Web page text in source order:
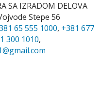
SA IZRADOM DELOVA
Stepe 56
65 555 1000, +381 677
300 1010,